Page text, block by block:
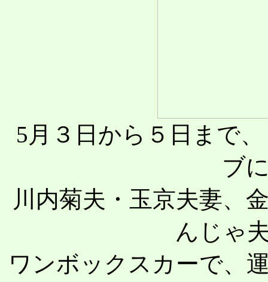
5月３日から５日まで
ブ
川内菊夫・玉京夫妻、
んじゃ
ワンボックスカーで、